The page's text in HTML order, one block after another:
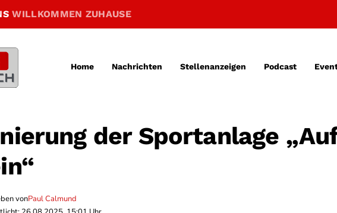
WILLKOMMEN ZUHAUSE
Home Nachrichten Stellenanzeigen Podcast
der Sportanlage
vonPaul Calmund